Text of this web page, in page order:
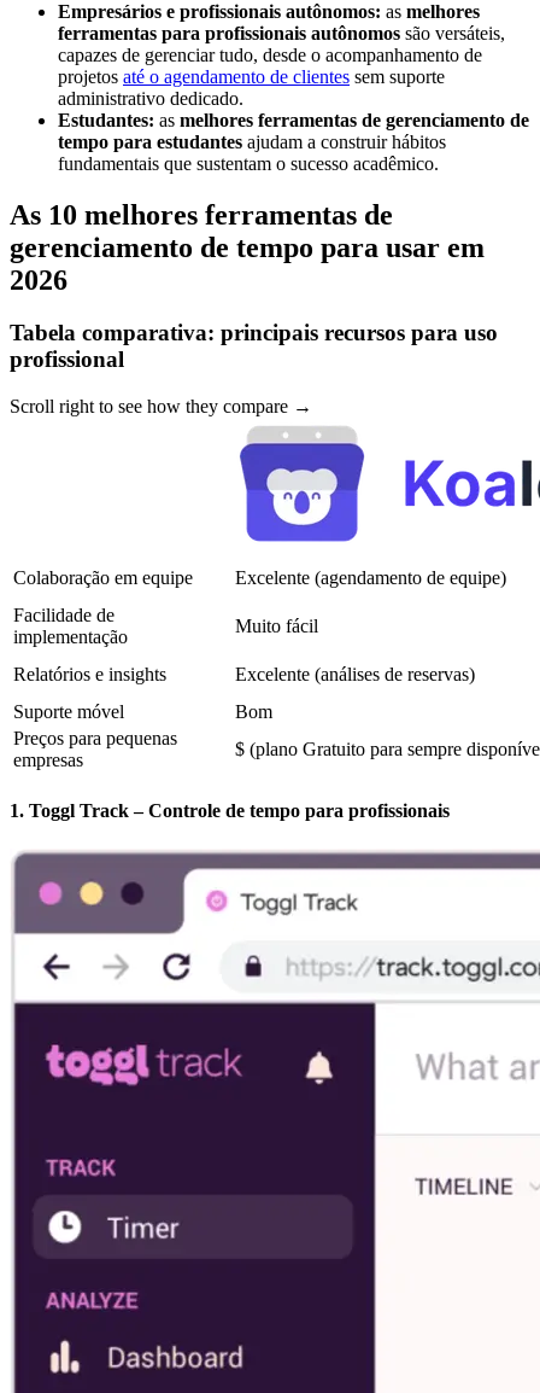
Empresários e profissionais autônomos: as melhores
ferramentas para profissionais autônomos são versáteis,
capazes de gerenciar tudo, desde o acompanhamento de
projetos até o agendamento de clientes sem suporte
administrativo dedicado.
Estudantes: as melhores ferramentas de gerenciamento de
tempo para estudantes ajudam a construir hábitos
fundamentais que sustentam o sucesso acadêmico.
As 10 melhores ferramentas de
gerenciamento de tempo para usar em
2026
Tabela comparativa: principais recursos para uso
profissional
Scroll right to see how they compare →
Colaboração em equipe
Excelente (agendamento de equipe)
Facilidade de
implementação
Muito fácil
Relatórios e insights
Excelente (análises de reservas)
Suporte móvel
Bom
Preços para pequenas
empresas
$ (plano Gratuito para sempre
1. Toggl Track – Controle de tempo para profissionais